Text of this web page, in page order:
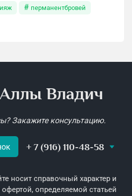
перманентбровей
Владич
Закажите консультацию.
+ 7 (916) 110-48-58
носит справочный характер и
определяемой статьей